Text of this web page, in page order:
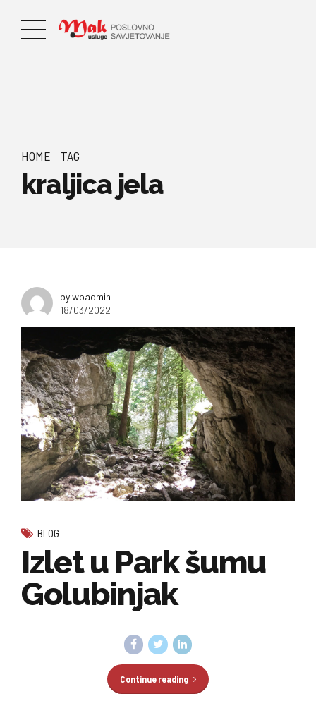
HOME TAG
kraljica jela
by wpadmin
18/03/2022
BLOG
Izlet u Park šumu
Golubinjak
Continue reading